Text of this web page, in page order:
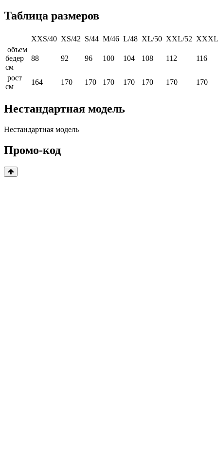
Таблица размеров
XXS/40 XS/42 S/44 M/46 L/48 XL/50 XXL/52
объем
бедер
см
88 92 96 100 104 108 112 116
рост
см
164 170 170 170 170 170 170 170
Нестандартная модель
Нестандартная модель
Промо-код